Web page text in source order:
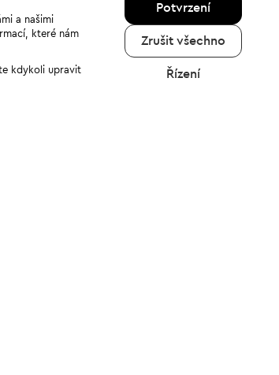
a našimi
které nám
kdykoli upravit
Potvrzení
Zrušit všechno
Řízení